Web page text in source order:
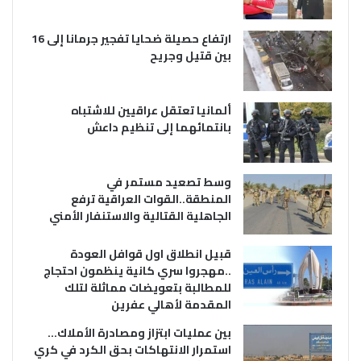
ارتفاع حصيلة ضحايا تفجير جرمانا إلى 16
بين قتيل وجريح
ألمانيا تعتقل عراقيين للاشتباه
بانتمائهما إلى تنظيم داعش
وسط تصعيد مستمر في
المنطقة..القوات العراقية ترفع
الجاهلية القتالية والاستنفار الأمني
قبيل انطلاق اول قوافل العودة
..مهجروا سري كانية ينظمون احتجاج
للمطالبة بتعويضات مماثلة لتلك
المقدمة لأهالي عفرين
بين عمليات ابتزاز ومصادرة الأملاك…
استمرار الانتهاكات بحق الكرد في كري